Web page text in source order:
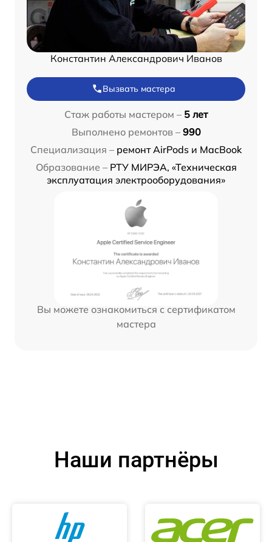
Константин Александрович Иванов
Вызвать мастера
Стаж работы мастером – 5 лет
Выполнено ремонтов – 990
Специализация – ремонт AirPods и MacBook
Образование – РТУ МИРЭА, «Техническая
эксплуатация электрооборудования»
Вы можете ознакомиться с сертификатом
мастера
Наши партнёры